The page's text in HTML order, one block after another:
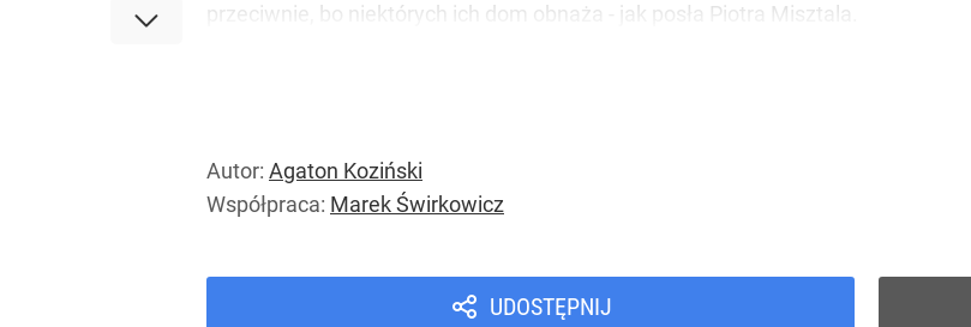
przeciwnie, bo niektórych ich dom obnaża - jak posła Piotra Misztala.
Autor: Agaton Koziński
Współpraca: Marek Świrkowicz
UDOSTĘPNIJ